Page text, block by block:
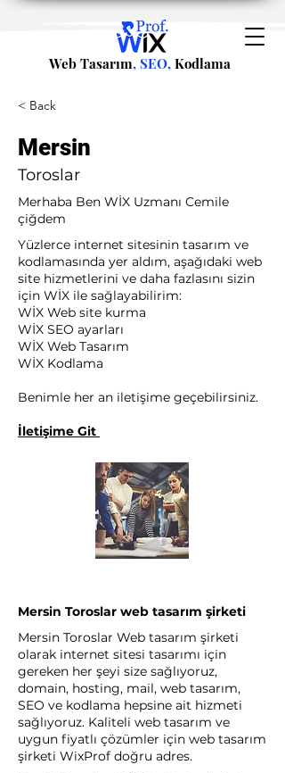
Web Tasarım, SEO, Kodlama
< Back
Mersin
Toroslar
Merhaba Ben WİX Uzmanı Cemile
çiğdem
Yüzlerce internet sitesinin tasarım ve
kodlamasında yer aldım, aşağıdaki web
site hizmetlerini ve daha fazlasını sizin
için WİX ile sağlayabilirim:​ ​
WİX Web site kurma
WİX SEO ayarları
WİX Web Tasarım
WİX Kodlama ​
Benimle her an iletişime geçebilirsiniz.
İletişime Git
Mersin Toroslar web tasarım şirketi
Mersin Toroslar Web tasarım şirketi
olarak internet sitesi tasarımı için
gereken her şeyi size sağlıyoruz,
domain, hosting, mail, web tasarım,
SEO ve kodlama hepsine ait hizmeti
sağlıyoruz. Kaliteli web tasarım ve
uygun fiyatlı çözümler için web tasarım
şirketi WixProf doğru adres.